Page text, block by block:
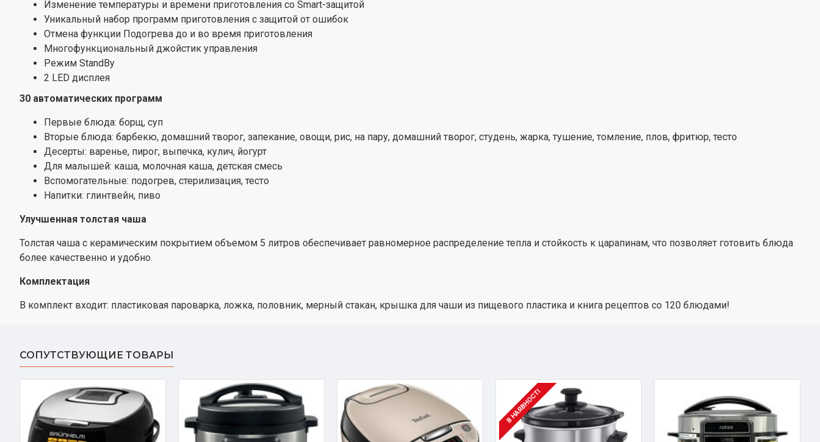
Изменение температуры и времени приготовления со Smart-защитой
Уникальный набор программ приготовления с защитой от ошибок
Отмена функции Подогрева до и во время приготовления
Многофункциональный джойстик управления
Режим StandBy
2 LED дисплея
30 автоматических программ
Первые блюда: борщ, суп
Вторые блюда: барбекю, домашний творог, запекание, овощи, рис, на пару, домашний творог, студень, жарка, тушение, томление, плов, фритюр, тесто
Десерты: варенье, пирог, выпечка, кулич, йогурт
Для малышей: каша, молочная каша, детская смесь
Вспомогательные: подогрев, стерилизация, тесто
Напитки: глинтвейн, пиво
Улучшенная толстая чаша
Толстая чаша с керамическим покрытием объемом 5 литров обеспечивает равномерное распределение тепла и стойкость к царапинам, что позволяет готовить блюда
более качественно и удобно.
Комплектация
В комплект входит: пластиковая пароварка, ложка, половник, мерный стакан, крышка для чаши из пищевого пластика и книга рецептов со 120 блюдами!
СОПУТСТВУЮЩИЕ ТОВАРЫ
В НАЯВНОСТІ